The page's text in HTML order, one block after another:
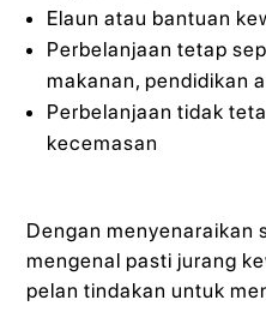
Elaun atau bantuan
Perbelanjaan tetap
makanan, pendidikan
Perbelanjaan tidak
kecemasan
Dengan menyenaraikan
mengenal pasti jurang
pelan tindakan untuk